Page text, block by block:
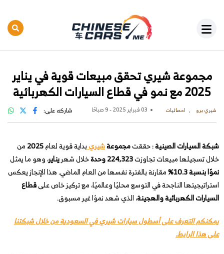
مجموعة شيري تحقق مبيعات قوية في يناير
2025 مع نمو في قطاع السيارات الكهربائية
شيري برو احصائيات 03 فبراير 2025 - 9 صباحًا شاركه على:
شبكة السيارات الصينية: حققتمجموعةشيريبداية قوية لعام2025 من
خلال تسجيلها مبيعات تجاوزت224,323 وحدة خلال شهريناير، وهو ما يمثل
نموًا بنسبة 10.3%
مقارنة بالفترة نفسها من العام الماضي. هذا الإنجاز يعكس
استراتيجيتها الناجحة في التوسع محليًا وعالميًا، مع تركيز خاص علىقطاع
السيارات الكهربائية والهجينة، الذي شهد نموًا غير مسبوق.
يمكنكم التعرف على أسطول سيارات شيري في السعودية من خلال شبكتنا
على هذا الرابط.